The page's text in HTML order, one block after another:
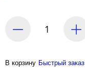
В корзину Быстрый заказ